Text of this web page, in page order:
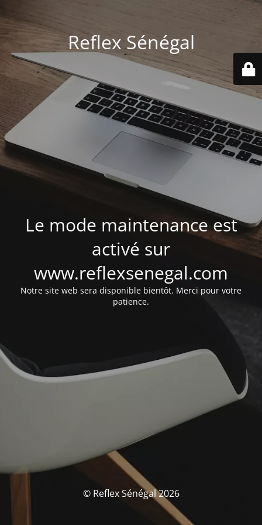
Reflex Sénégal
Le mode maintenance est
activé sur
www.reflexsenegal.com
Notre site web sera disponible bientôt. Merci pour votre
patience.
© Reflex Sénégal 2026